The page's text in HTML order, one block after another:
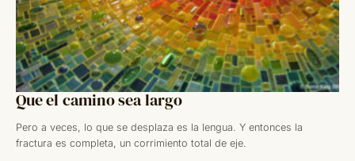
Que el camino sea largo
Pero a veces, lo que se desplaza es la lengua. Y entonces la
fractura es completa, un corrimiento total de eje.